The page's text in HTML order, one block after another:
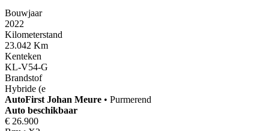
Bouwjaar
2022
Kilometerstand
23.042 Km
Kenteken
KL-V54-G
Brandstof
Hybride (e
AutoFirst Johan Meure • Purmerend
Auto beschikbaar
€ 26.900